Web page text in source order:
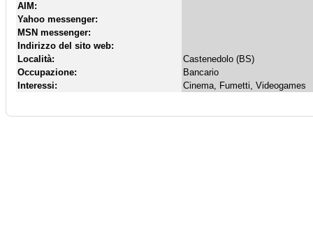
AIM:
Yahoo messenger:
MSN messenger:
Indirizzo del sito web:
Località:
Castenedolo (BS)
Occupazione:
Bancario
Interessi:
Cinema, Fumetti, Videogames